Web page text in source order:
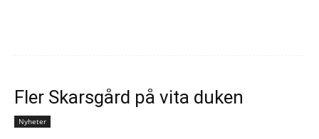
Fler Skarsgård på vita duken
Nyheter